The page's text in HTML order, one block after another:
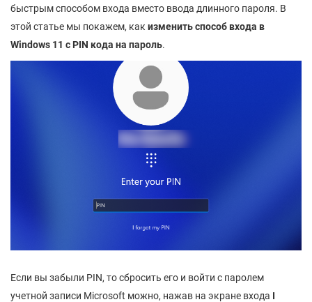
быстрым способом входа вместо ввода длинного пароля. В
этой статье мы покажем, как изменить способ входа в
Windows 11 с PIN кода на пароль.
Если вы забыли PIN, то сбросить его и войти с паролем
учетной записи Microsoft можно, нажав на экране входа I